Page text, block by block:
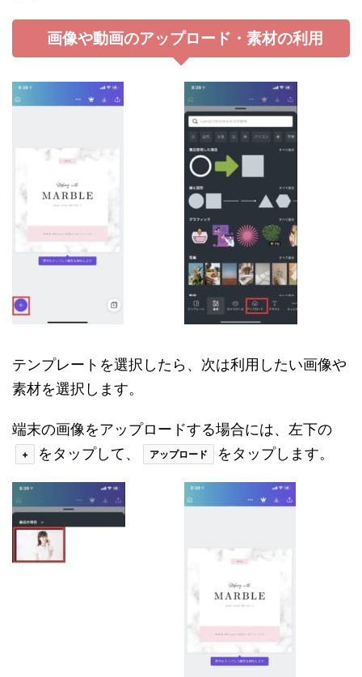
画像や動画のアップロード・素材の利用
テンプレートを選択したら、次は利用したい画像や
素材を選択します。
端末の画像をアップロードする場合には、左下の
+ をタップして、 アップロード をタップします。